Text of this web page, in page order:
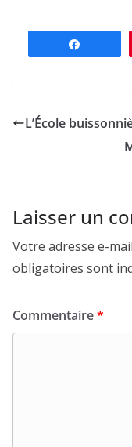
L’École
Laisser un
Votre adresse e-
obligatoires sont
Commentaire*